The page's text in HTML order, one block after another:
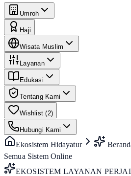
Umroh
Haji
Wisata Muslim
Layanan
Edukasi
Tentang Kami
Wishlist (2)
Hubungi Kami
Ekosistem Hidayatur
Semua Sistem Online
EKOSISTEM LAYANAN